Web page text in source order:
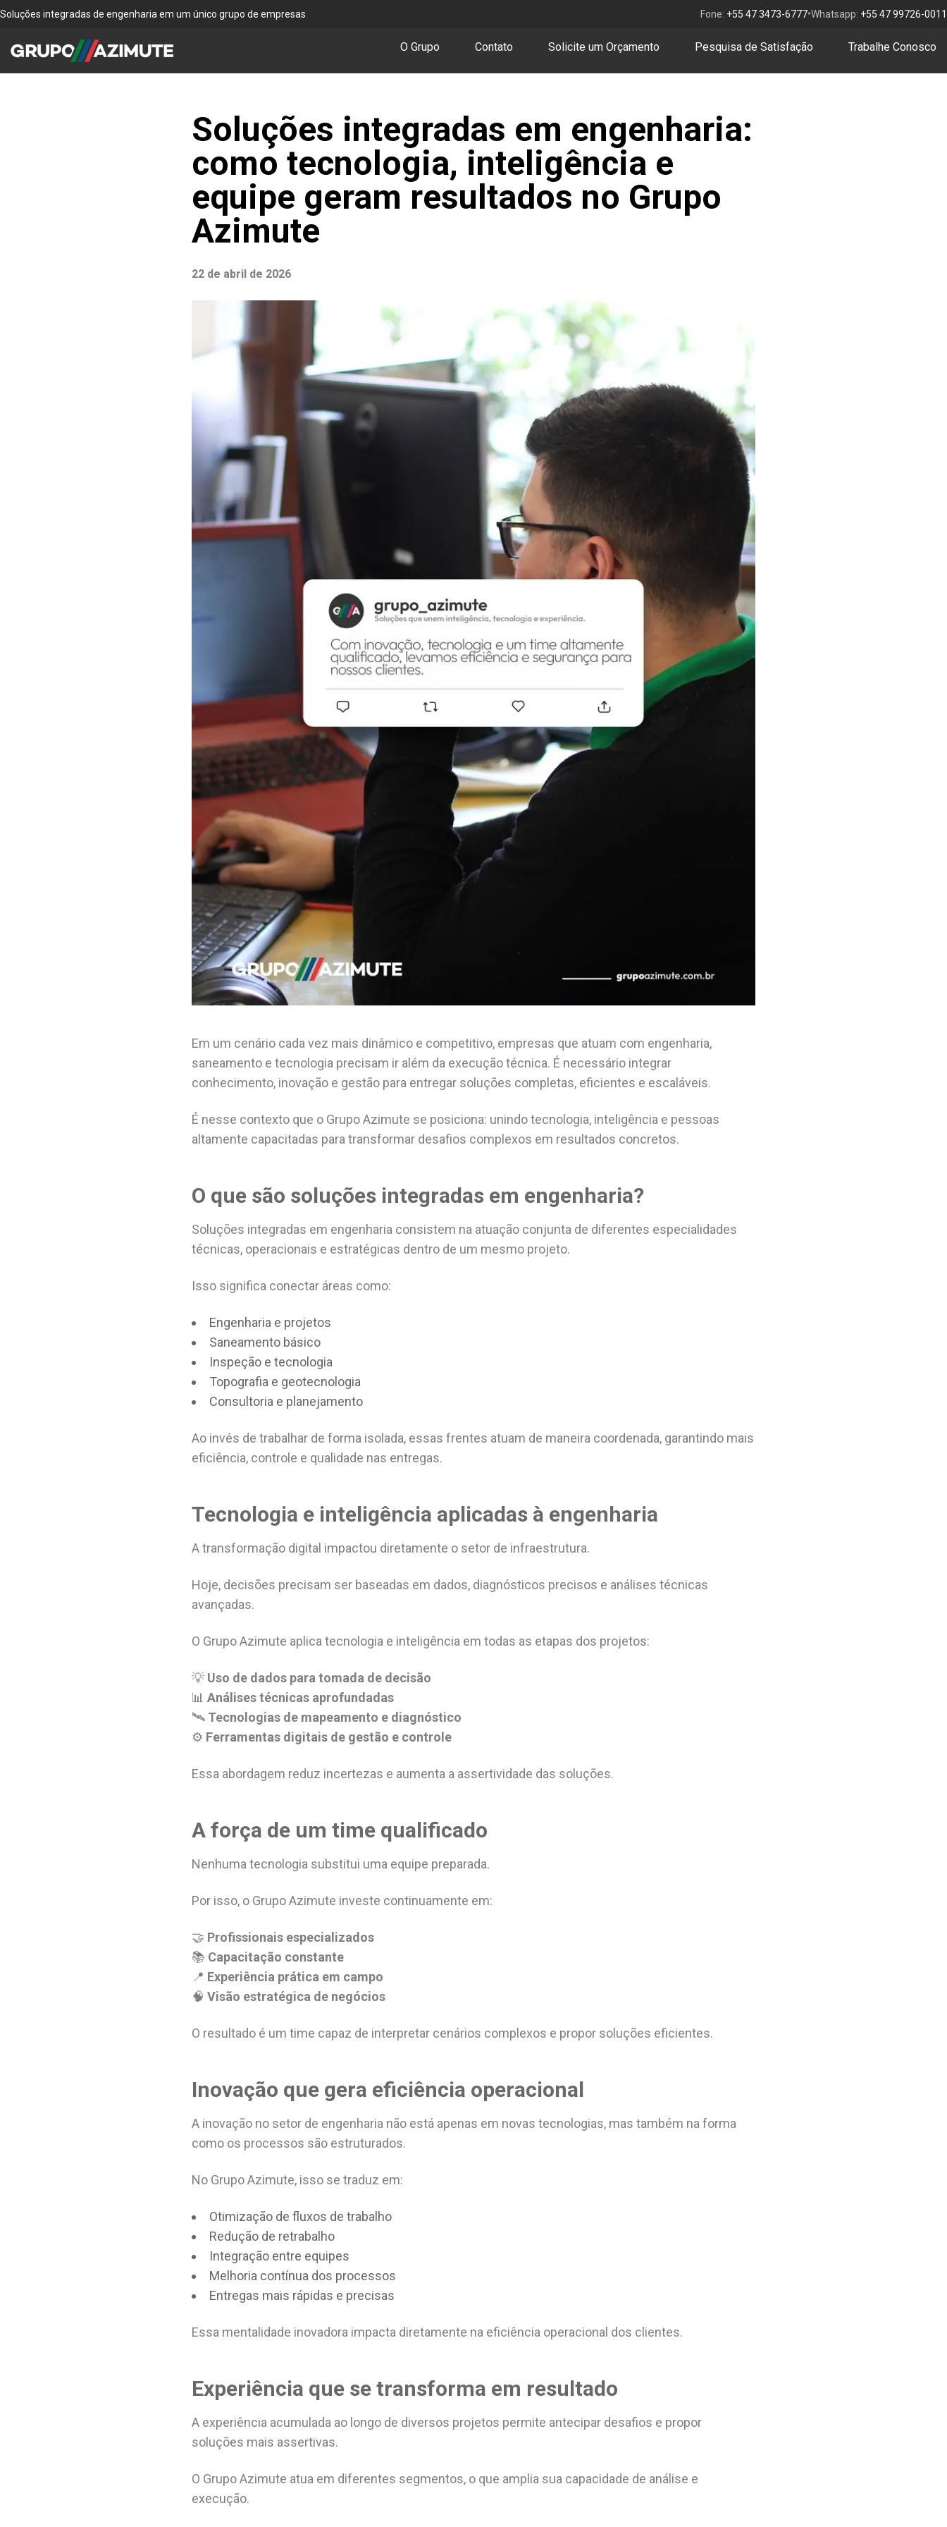
Soluções integradas de engenharia em um único grupo de empresas Fone: +55 47 3473-6777•Whatsapp: +55 47 99726-0011
O Grupo Contato Solicite um Orçamento Pesquisa de Satisfação Trabalhe Conosco
Soluções integradas em engenharia:
como tecnologia, inteligência e
equipe geram resultados no Grupo
Azimute
22 de abril de 2026
Em um cenário cada vez mais dinâmico e competitivo, empresas que atuam com engenharia,
saneamento e tecnologia precisam ir além da execução técnica. É necessário integrar
conhecimento, inovação e gestão para entregar soluções completas, eficientes e escaláveis.
É nesse contexto que o Grupo Azimute se posiciona: unindo tecnologia, inteligência e pessoas
altamente capacitadas para transformar desafios complexos em resultados concretos.
O que são soluções integradas em engenharia?
Soluções integradas em engenharia consistem na atuação conjunta de diferentes especialidades
técnicas, operacionais e estratégicas dentro de um mesmo projeto.
Isso significa conectar áreas como:
Engenharia e projetos
Saneamento básico
Inspeção e tecnologia
Topografia e geotecnologia
Consultoria e planejamento
Ao invés de trabalhar de forma isolada, essas frentes atuam de maneira coordenada, garantindo mais
eficiência, controle e qualidade nas entregas.
Tecnologia e inteligência aplicadas à engenharia
A transformação digital impactou diretamente o setor de infraestrutura.
Hoje, decisões precisam ser baseadas em dados, diagnósticos precisos e análises técnicas
avançadas.
O Grupo Azimute aplica tecnologia e inteligência em todas as etapas dos projetos:
💡 Uso de dados para tomada de decisão
📊 Análises técnicas aprofundadas
🛰️ Tecnologias de mapeamento e diagnóstico
⚙️ Ferramentas digitais de gestão e controle
Essa abordagem reduz incertezas e aumenta a assertividade das soluções.
A força de um time qualificado
Nenhuma tecnologia substitui uma equipe preparada.
Por isso, o Grupo Azimute investe continuamente em:
🤝 Profissionais especializados
📚 Capacitação constante
📍 Experiência prática em campo
🧠 Visão estratégica de negócios
O resultado é um time capaz de interpretar cenários complexos e propor soluções eficientes.
Inovação que gera eficiência operacional
A inovação no setor de engenharia não está apenas em novas tecnologias, mas também na forma
como os processos são estruturados.
No Grupo Azimute, isso se traduz em:
Otimização de fluxos de trabalho
Redução de retrabalho
Integração entre equipes
Melhoria contínua dos processos
Entregas mais rápidas e precisas
Essa mentalidade inovadora impacta diretamente na eficiência operacional dos clientes.
Experiência que se transforma em resultado
A experiência acumulada ao longo de diversos projetos permite antecipar desafios e propor
soluções mais assertivas.
O Grupo Azimute atua em diferentes segmentos, o que amplia sua capacidade de análise e
execução.